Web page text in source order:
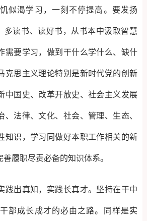
似渴学习，一刻不停提高。要发扬
多读书、读好书，从书本中汲取智慧
需要学习，做到干什么学什么、缺什
克思主义理论特别是新时代党的创新
中国史、改革开放史、社会主义发展
、法律、文化、社会、管理、生态、
知识，学习同做好本职工作相关的新
履职尽责必备的知识体系。
出真知，实践长真才。坚持在干中
部成长成才的必由之路。同样是实